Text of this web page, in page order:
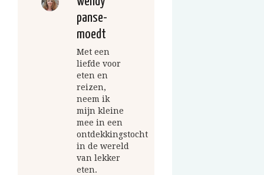
panse-
moedt
Met een
liefde voor
eten en
reizen,
neem ik
mijn kleine
mee in een
ontdekkingstocht
in de wereld
van lekker
eten.